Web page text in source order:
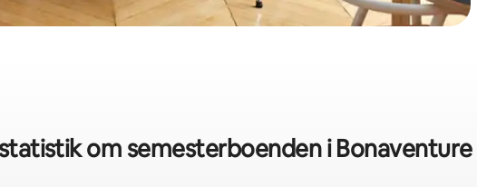
om semesterboenden i Bonaventure